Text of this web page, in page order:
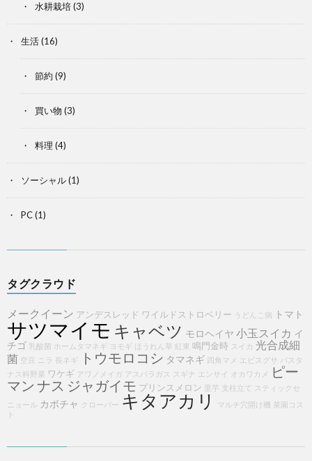
水耕栽培(3)
生活(16)
節約 (9)
買い物 (3)
料理 (4)
ソーシャル(1)
PC(1)
タグクラウド
メークイーン アンデスレッド ワイルドストロベリー うどんこ病 トマト
サツマイモ キャベツ モロヘイヤ 小玉スイカ イ
チゴ 乳酸菌 ホームタマネギ ヨモギ ほうれん草 紅東 鳴門金時 スイカ 光合成細
菌 空豆 ニラ 長ネギ トウモロコシ タマネギ 四角マメ エビスグサ パスタ
ナス科野菜 ワケギ アワノメイガ アスパラガス スギナ エンサイ オカワカメ
ピー
マン ナス ジャガイモ プリンスメロン 里芋 支柱立て
スティックセ
ニョール カボチャ クローバー キタアカリ マルチ穴開け機 菜園コス
ト